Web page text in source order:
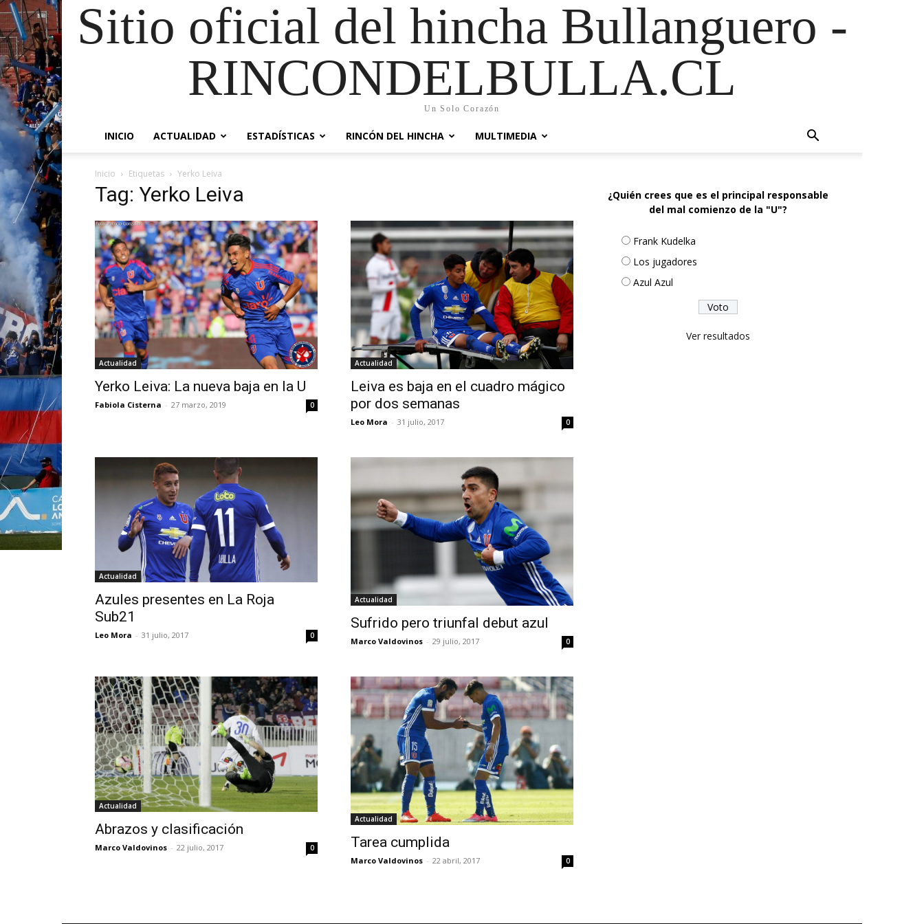
Sitio oficial del hincha Bullanguero -
RINCONDELBULLA.CL
Un Solo Corazón
INICIO ACTUALIDAD ESTADÍSTICAS RINCÓN DEL HINCHA MULTIMEDIA
Inicio Etiquetas Yerko Leiva
Tag: Yerko Leiva
Actualidad
Yerko Leiva: La nueva baja en la U
Fabiola Cisterna - 27 marzo, 2019 0
Actualidad
Leiva es baja en el cuadro mágico
por dos semanas
Leo Mora - 31 julio, 2017 0
Actualidad
Azules presentes en La Roja
Sub21
Leo Mora - 31 julio, 2017 0
Actualidad
Sufrido pero triunfal debut azul
Marco Valdovinos - 29 julio, 2017 0
Actualidad
Abrazos y clasificación
Marco Valdovinos - 22 julio, 2017 0
Actualidad
Tarea cumplida
Marco Valdovinos - 22 abril, 2017 0
¿Quién crees que es el principal responsable
del mal comienzo de la "U"?
Frank Kudelka
Los jugadores
Azul Azul
Ver resultados